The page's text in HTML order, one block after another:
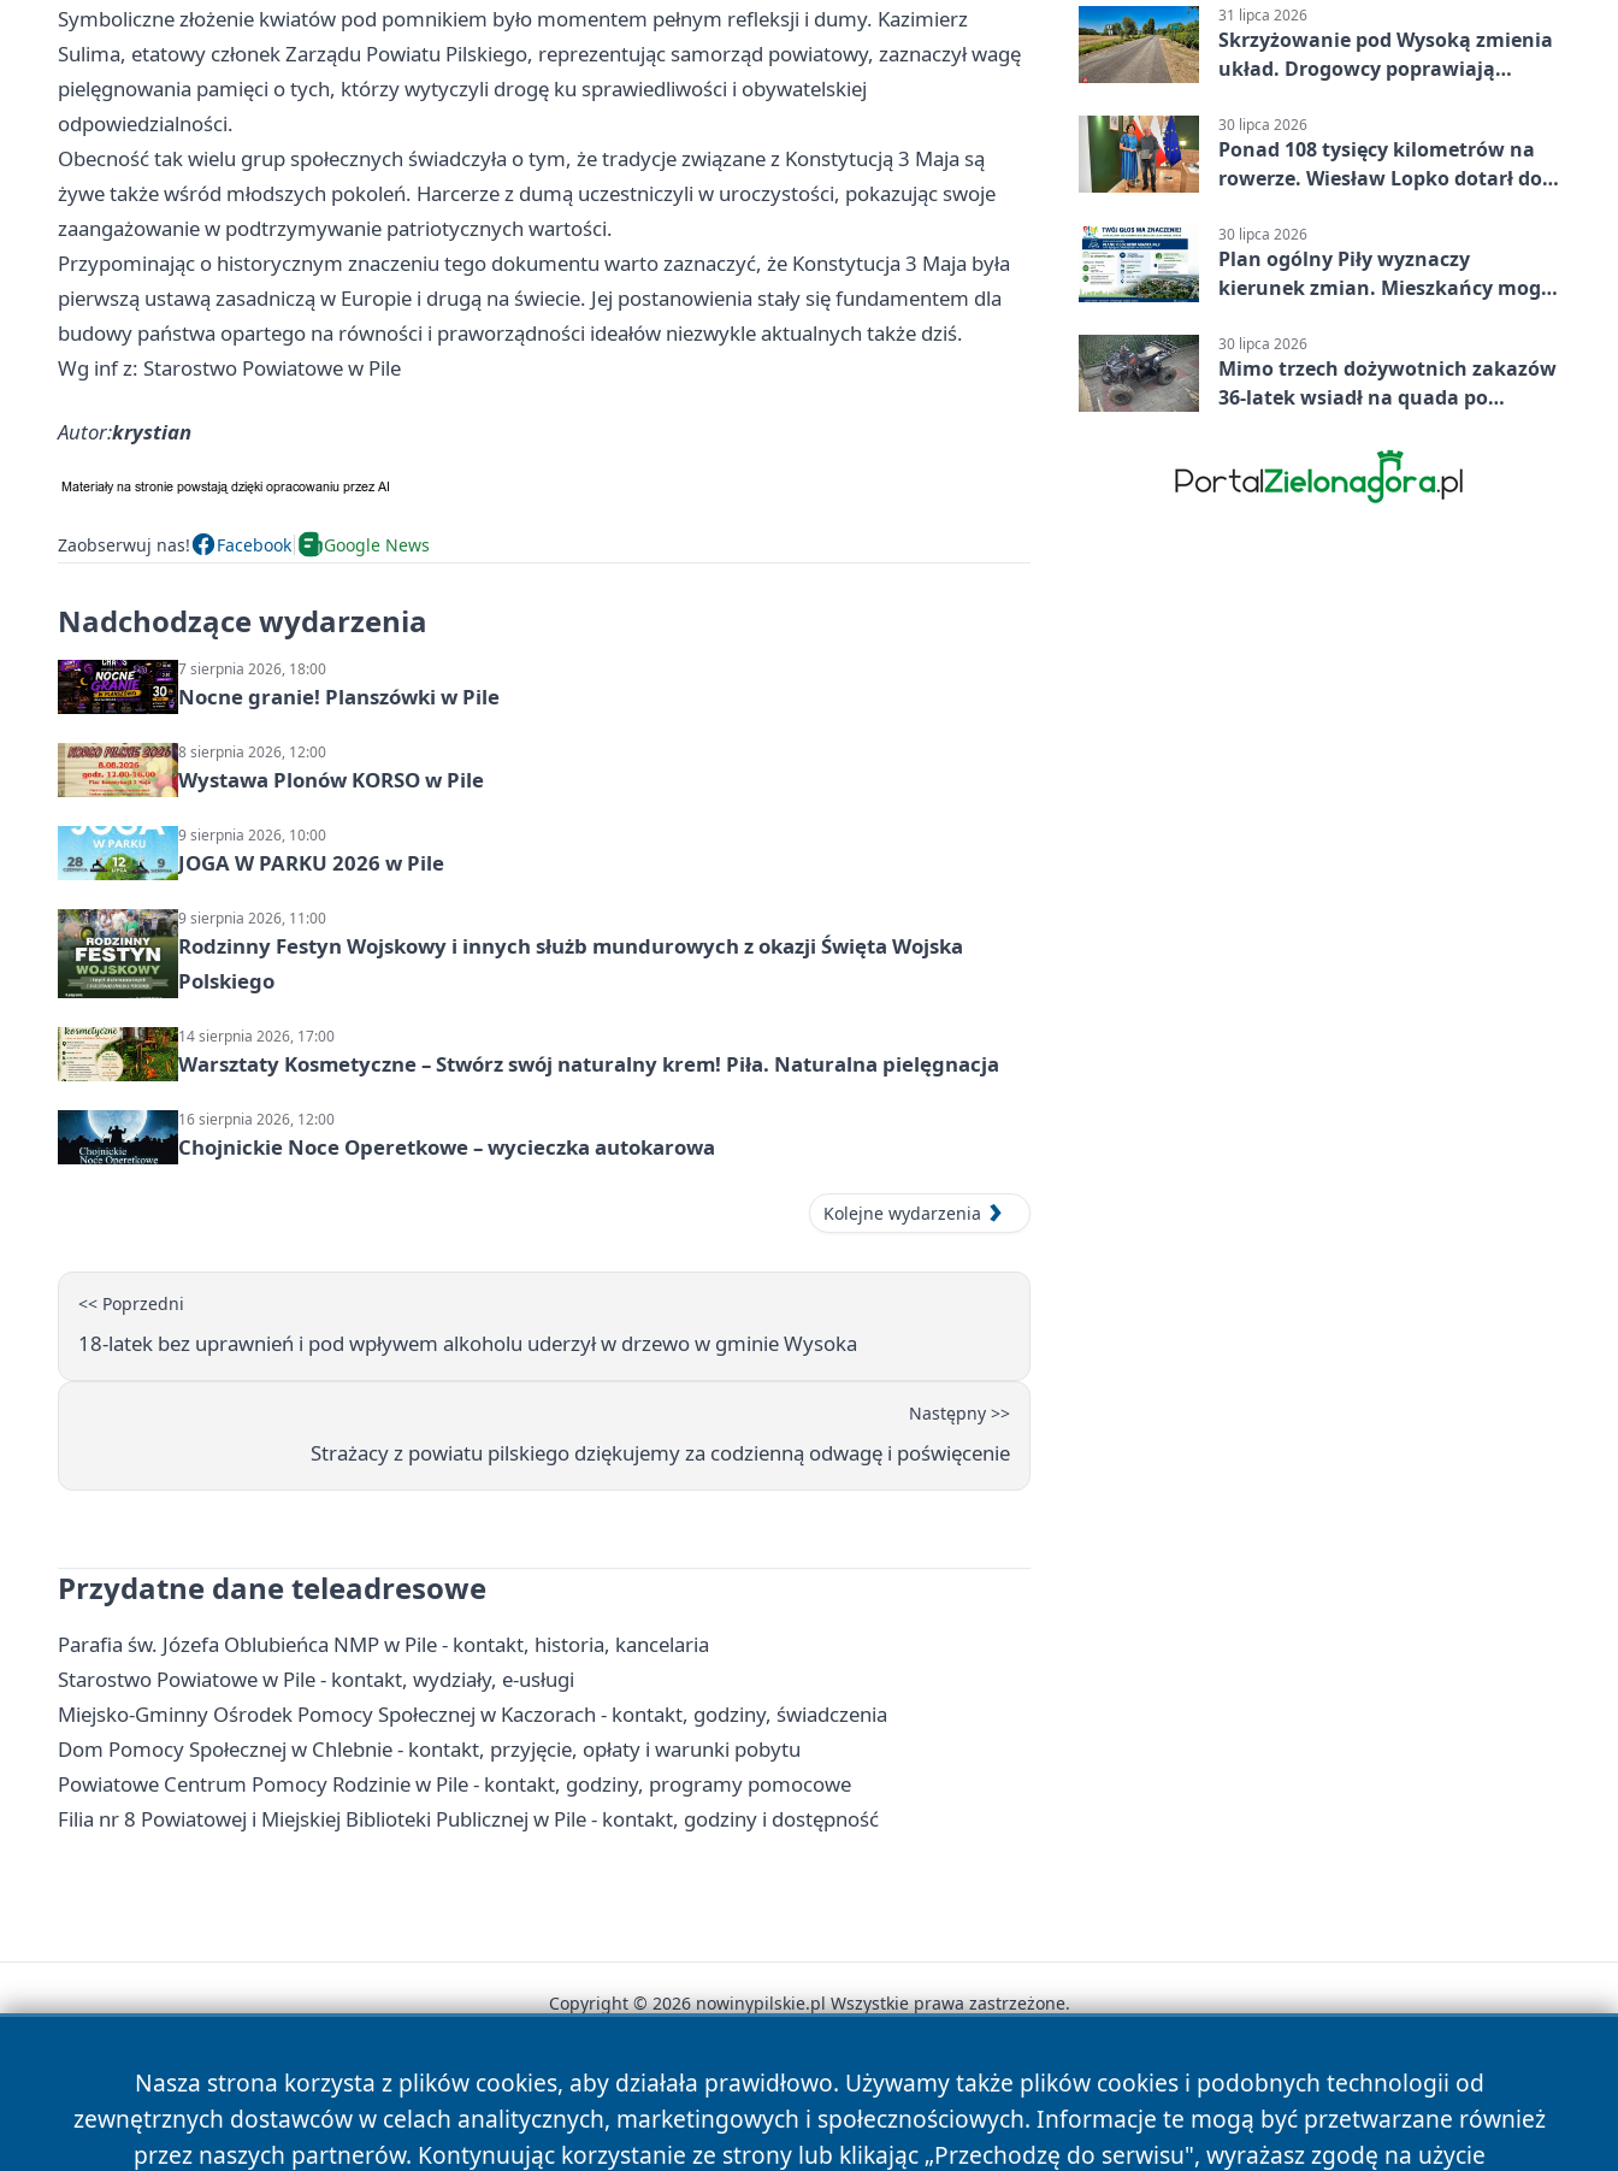
Symboliczne złożenie kwiatów pod pomnikiem było momentem pełnym refleksji i dumy. Kazimierz
Sulima, etatowy członek Zarządu Powiatu Pilskiego, reprezentując samorząd powiatowy, zaznaczył wagę
pielęgnowania pamięci o tych, którzy wytyczyli drogę ku sprawiedliwości i obywatelskiej
odpowiedzialności.
Obecność tak wielu grup społecznych świadczyła o tym, że tradycje związane z Konstytucją 3 Maja są
żywe także wśród młodszych pokoleń. Harcerze z dumą uczestniczyli w uroczystości, pokazując swoje
zaangażowanie w podtrzymywanie patriotycznych wartości.
Przypominając o historycznym znaczeniu tego dokumentu warto zaznaczyć, że Konstytucja 3 Maja była
pierwszą ustawą zasadniczą w Europie i drugą na świecie. Jej postanowienia stały się fundamentem dla
budowy państwa opartego na równości i praworządności ideałów niezwykle aktualnych także dziś.
Wg inf z: Starostwo Powiatowe w Pile
Autor:krystian
Zaobserwuj nas! Facebook Google News
Nadchodzące wydarzenia
7 sierpnia 2026, 18:00
Nocne granie! Planszówki w Pile
8 sierpnia 2026, 12:00
Wystawa Plonów KORSO w Pile
9 sierpnia 2026, 10:00
JOGA W PARKU 2026 w Pile
9 sierpnia 2026, 11:00
Rodzinny Festyn Wojskowy i innych służb mundurowych z okazji Święta Wojska
Polskiego
14 sierpnia 2026, 17:00
Warsztaty Kosmetyczne – Stwórz swój naturalny krem! Piła. Naturalna pielęgnacja
16 sierpnia 2026, 12:00
Chojnickie Noce Operetkowe – wycieczka autokarowa
Kolejne wydarzenia
<< Poprzedni
18-latek bez uprawnień i pod wpływem alkoholu uderzył w drzewo w gminie Wysoka
Następny >>
Strażacy z powiatu pilskiego dziękujemy za codzienną odwagę i poświęcenie
Przydatne dane teleadresowe
Parafia św. Józefa Oblubieńca NMP w Pile - kontakt, historia, kancelaria
Starostwo Powiatowe w Pile - kontakt, wydziały, e-usługi
Miejsko-Gminny Ośrodek Pomocy Społecznej w Kaczorach - kontakt, godziny, świadczenia
Dom Pomocy Społecznej w Chlebnie - kontakt, przyjęcie, opłaty i warunki pobytu
Powiatowe Centrum Pomocy Rodzinie w Pile - kontakt, godziny, programy pomocowe
Filia nr 8 Powiatowej i Miejskiej Biblioteki Publicznej w Pile - kontakt, godziny i dostępność
31 lipca 2026
Skrzyżowanie pod Wysoką zmienia
układ. Drogowcy poprawiają
30 lipca 2026
Ponad 108 tysięcy kilometrów na
rowerze. Wiesław Lopko dotarł do
30 lipca 2026
Plan ogólny Piły wyznaczy
kierunek zmian. Mieszkańcy mogą
30 lipca 2026
Mimo trzech dożywotnich zakazów
36-latek wsiadł na quada po
Nasza strona korzysta z plików cookies, aby działała prawidłowo. Używamy także plików cookies i podobnych technologii od
zewnętrznych dostawców w celach analitycznych, marketingowych i społecznościowych. Informacje te mogą być przetwarzane również
przez naszych partnerów. Kontynuując korzystanie ze strony lub klikając „Przechodzę do serwisu", wyrażasz zgodę na użycie
Copyright © 2026 nowinypilskie.pl Wszystkie prawa zastrzeżone.
News Autorzy Polityka Prywatności Polityka Cookies